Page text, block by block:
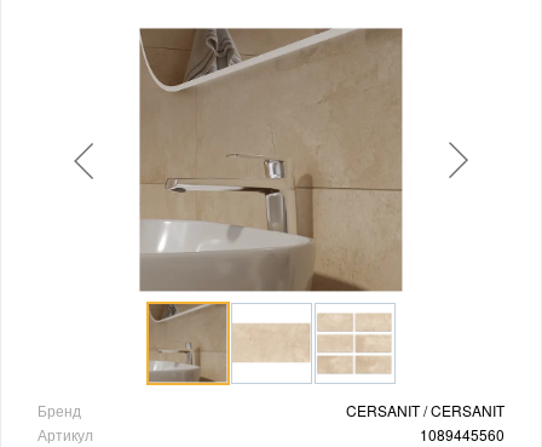
Бренд
CERSANIT / CERSANIT
Артикул
1089445560